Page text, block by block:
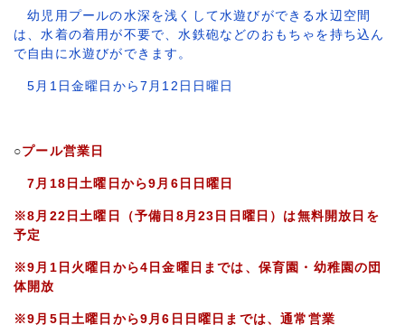
幼児用プールの水深を浅くして水遊びができる水辺空間
は、水着の着用が不要で、水鉄砲などのおもちゃを持ち込ん
で自由に水遊びができます。
5月1日金曜日から7月12日日曜日
○プール営業日
7月18日土曜日から9月6日日曜日
※8月22日土曜日（予備日8月23日日曜日）は無料開放日を
予定
※9月1日 火曜日から4日金曜日までは、保育園・幼稚園の団
体開放
※9月5日土曜日から9月6日日曜日までは、通常営業